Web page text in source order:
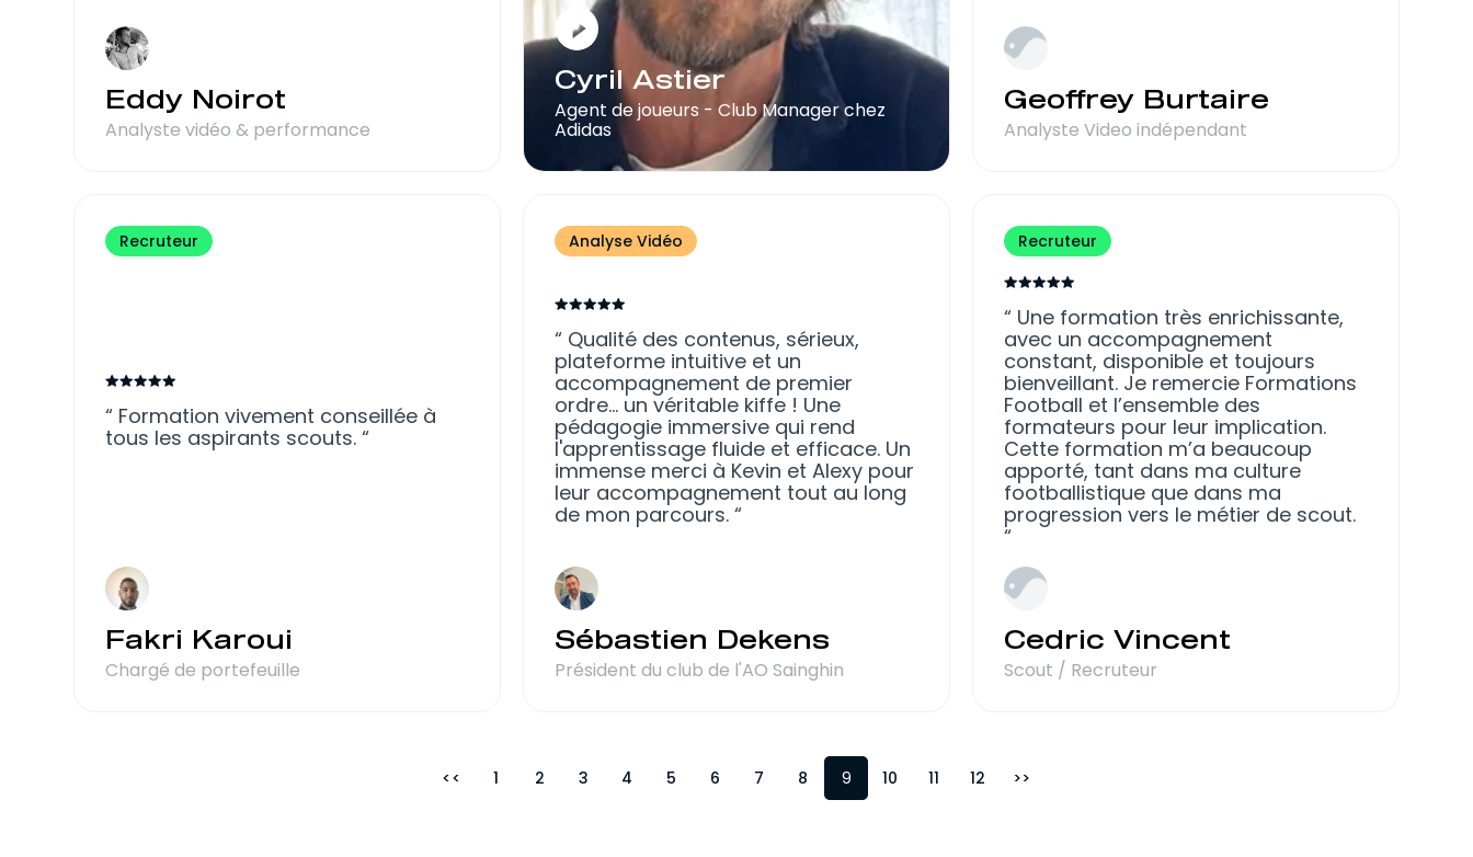
Eddy Noirot
Analyste vidéo & performance
Cyril Astier
Agent de joueurs - Club Manager chez
Adidas
Geoffrey Burtaire
Analyste Video indépendant
Recruteur
Formation vivement conseillée à
tous les aspirants scouts.
Fakri Karoui
Chargé de portefeuille
Analyse Vidéo
Qualité des contenus, sérieux,
plateforme intuitive et un
accompagnement de premier
ordre… un véritable kiffe ! Une
pédagogie immersive qui rend
l'apprentissage fluide et efficace. Un
immense merci à Kevin et Alexy pour
leur accompagnement tout au long
de mon parcours.
Sébastien Dekens
Président du club de l'AO Sainghin
Recruteur
Une formation très enrichissante,
avec un accompagnement
constant, disponible et toujours
bienveillant. Je remercie Formations
Football et l’ensemble des
formateurs pour leur implication.
Cette formation m’a beaucoup
apporté, tant dans ma culture
footballistique que dans ma
progression vers le métier de scout.
Cedric Vincent
Scout / Recruteur
< 1 2 3 4 5 6 7 8 9 10 11 12 >